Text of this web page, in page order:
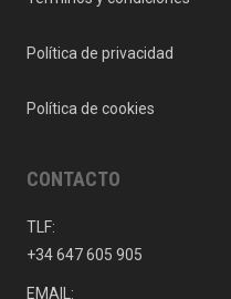
Política de privacidad
Política de cookies
CONTACTO
TLF:
+34 647 605 905
EMAIL: